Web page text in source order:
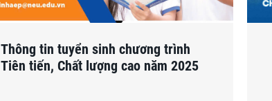
Thông tin tuyển sinh chương trình
Tiên tiến, Chất lượng cao năm 2025